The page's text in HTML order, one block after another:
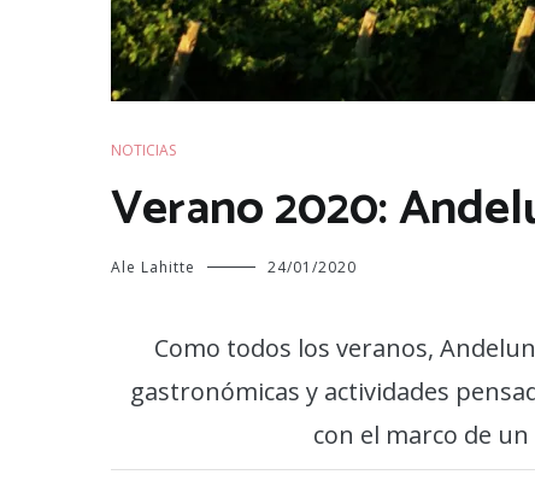
NOTICIAS
Verano 2020:
Ale Lahitte 24/01/2020
Como todos los veranos,
gastronómicas y actividades
con el marco de